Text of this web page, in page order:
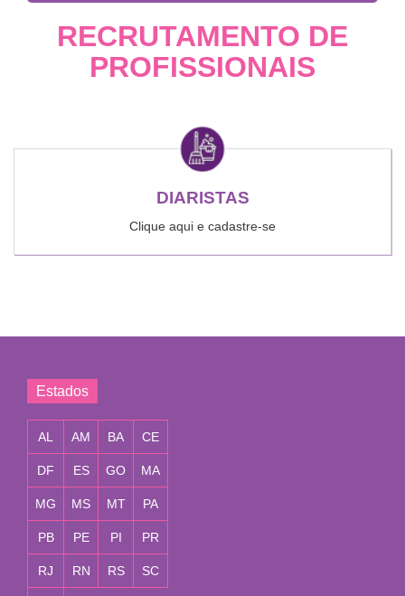
RECRUTAMENTO DE
PROFISSIONAIS
DIARISTAS
Clique aqui e cadastre-se
Estados
AL AM BA CE
DF ES GO MA
MG MS MT PA
PB PE PI PR
RJ RN RS SC